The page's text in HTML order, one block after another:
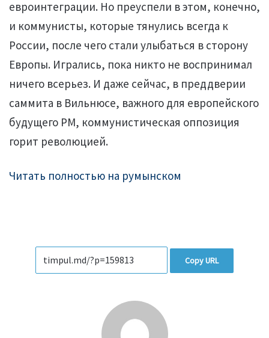
евроинтеграции. Но преуспели в этом, конечно,
и коммунисты, которые тянулись всегда к
России, после чего стали улыбаться в сторону
Европы. Игрались, пока никто не воспринимал
ничего всерьез. И даже сейчас, в преддверии
саммита в Вильнюсе, важного для европейского
будущего РМ, коммунистическая оппозиция
горит революцией.
Читать полностью на румынском
Copy URL